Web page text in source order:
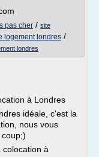
pas cher / site
logement londres /
londres
à Londres
idéale, c'est la
nous vous
à